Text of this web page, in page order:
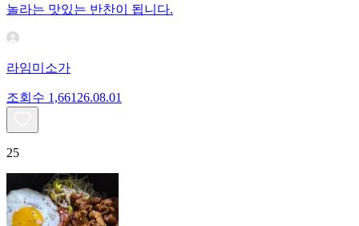
놀라는 맛있는 반찬이 됩니다.
라임미소가
조회수 1,661 26.08.01
25